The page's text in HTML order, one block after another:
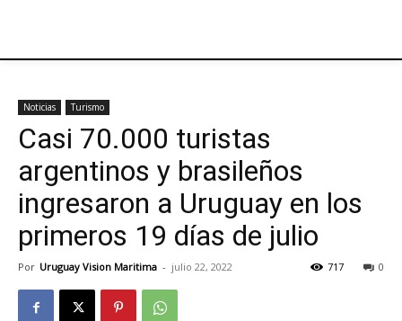
Noticias Turismo
Casi 70.000 turistas
argentinos y brasileños
ingresaron a Uruguay en los
primeros 19 días de julio
Por Uruguay Vision Maritima - julio 22, 2022 0
717